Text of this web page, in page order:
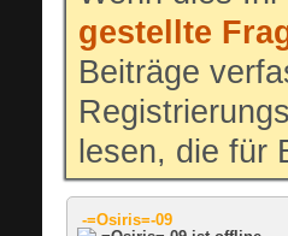
gestellte
Beiträge
lesen, die für
-=Osiris=-09